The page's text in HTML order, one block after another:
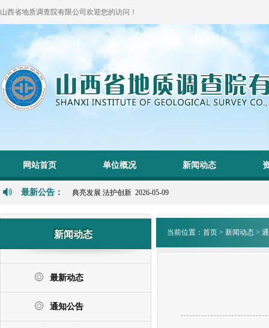
山西省地质调查院有限公司欢迎您的访问！
2
网站首页 单位概况 新闻动态
最新公告： 典亮发展 法护创新 2026-05-09
新闻动态
最新动态
通知公告
当前位置： 首页 > 新闻动态 >